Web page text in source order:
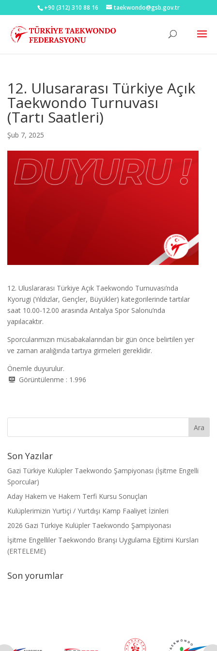
+90 (312) 310 88 16 taekwondo@gsb.gov.tr
12. Ulusararası Türkiye Açık
Taekwondo Turnuvası
(Tartı Saatleri)
Şub 7, 2025
12. Uluslararası Türkiye Açık Taekwondo Turnuvası’nda
Kyorugi (Yıldızlar, Gençler, Büyükler) kategorilerinde tartılar
saat 10.00-12.00 arasında Antalya Spor Salonu’nda
yapılacaktır.
Sporcularımızın müsabakalarından bir gün önce belirtilen yer
ve zaman aralığında tartıya girmeleri gereklidir.
Önemle duyurulur.
Görüntülenme : 1.996
Son Yazılar
Gazi Türkiye Kulüpler Taekwondo Şampiyonası (İşitme Engelli
Sporcular)
Aday Hakem ve Hakem Terfi Kursu Sonuçları
Kulüplerimizin Yurtiçi / Yurtdışı Kamp Faaliyet İzinleri
2026 Gazi Türkiye Kulüpler Taekwondo Şampiyonası
İşitme Engelliler Taekwondo Branşı Uygulama Eğitimi Kursları
(ERTELEME)
Son yorumlar